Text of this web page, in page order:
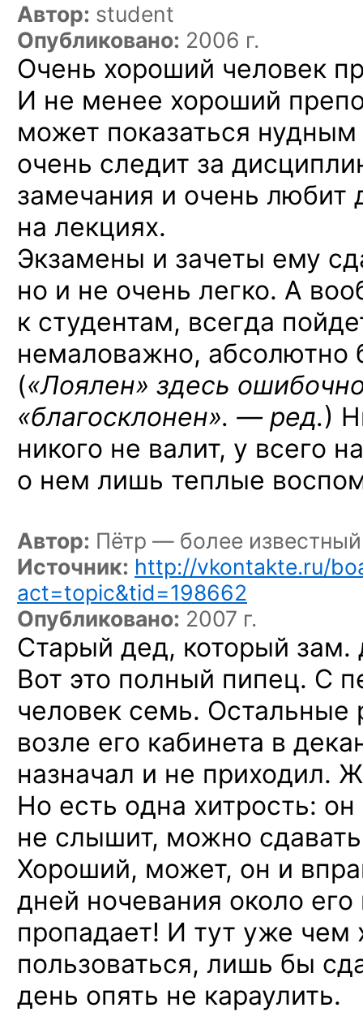
Автор: student
Опубликовано: 2006 г.
Очень хороший человек
И не менее хороший
может показаться
очень следит за
замечания и очень любит
на лекциях.
Экзамены и зачеты ему
но и не очень легко. А
к студентам, всегда
немаловажно, абсолютно
(«Лоялен» здесь
«благосклонен». — ред.)
никого не валит, у всего
о нем лишь теплые
Автор: Пётр — более
Источник: http://vkontakte.ru/
act=topic&tid=198662
Опубликовано: 2007 г.
Старый дед, который зам.
Вот это полный пипец. С
человек семь. Остальные
возле его кабинета в
назначал и не приходил.
Но есть одна хитрость:
не слышит, можно
Хороший, может, он и
дней ночевания около
пропадает! И тут уже
пользоваться, лишь бы
день опять не караулить.